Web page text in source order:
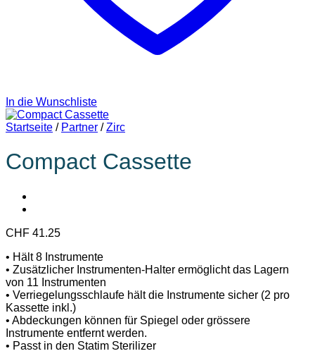
In die Wunschliste
Startseite / Partner / Zirc
Compact Cassette
CHF 41.25
• Hält 8 Instrumente
• Zusätzlicher Instrumenten-Halter ermöglicht das Lagern
von 11 Instrumenten
• Verriegelungsschlaufe hält die Instrumente sicher (2 pro
Kassette inkl.)
• Abdeckungen können für Spiegel oder grössere
Instrumente entfernt werden.
• Passt in den Statim Sterilizer